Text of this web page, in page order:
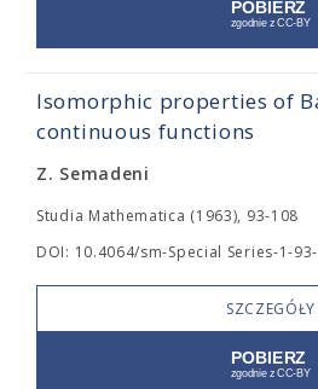
Isomorphic properties of
continuous functions
Z. Semadeni
Studia Mathematica (1963), 93-108
DOI: 10.4064/sm-Special Series-1-
SZCZEGÓŁY